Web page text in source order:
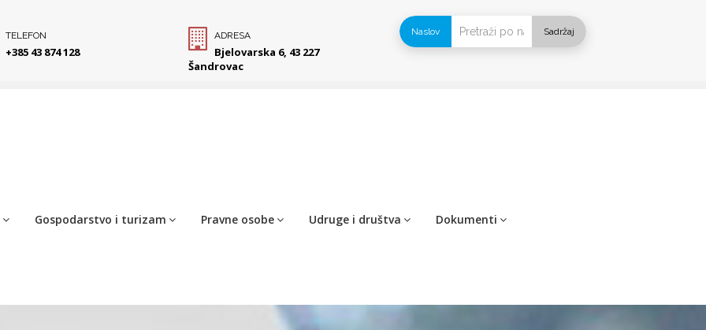
TELEFON
+385 43 874 128
ADRESA
Bjelovarska 6, 43 227
Šandrovac
Naslov Sadržaj
Gospodarstvo i turizam Pravne osobe Udruge i društva Dokumenti